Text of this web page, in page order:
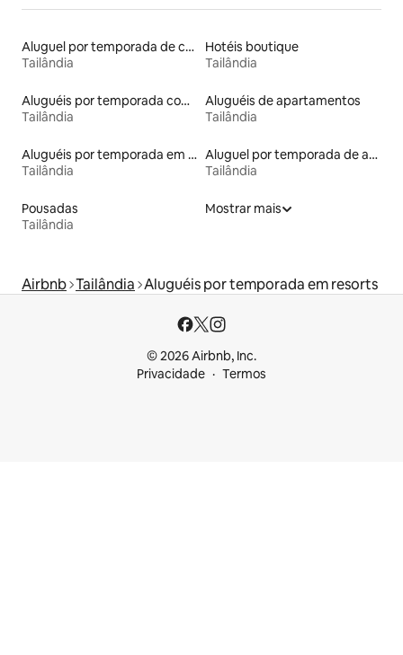
Aluguel por temporada de casas-barco
Tailândia
Hotéis boutique
Tailândia
Aluguéis por temporada com caiaque
Tailândia
Aluguéis de apartamentos
Tailândia
Aluguéis por temporada em acampamentos
Tailândia
Aluguel por temporada de apart-hotéis
Tailândia
Pousadas
Tailândia
Mostrar mais
Airbnb Tailândia Aluguéis por temporada em resorts
© 2026 Airbnb, Inc.
Privacidade
Termos